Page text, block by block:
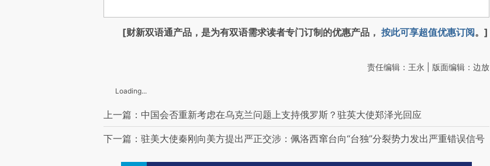
[财新双语通产品，是为有双语需求读者专门订制的优惠产品， 按此可享超值优惠订阅。]
责任编辑：王永 | 版面编辑：边放
Loading...
上一篇：中国会否重新考虑在乌克兰问题上支持俄罗斯？驻英大使郑泽光回应
下一篇：驻美大使秦刚向美方提出严正交涉：佩洛西窜台向“台独”分裂势力发出严重错误信号